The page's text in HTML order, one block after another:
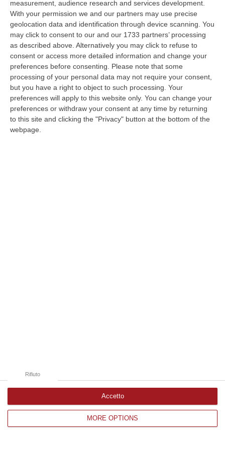
measurement, audience research and services development.
With your permission we and our partners may use precise
geolocation data and identification through device scanning. You
may click to consent to our and our 1733 partners’ processing
as described above. Alternatively you may click to refuse to
consent or access more detailed information and change your
preferences before consenting.
Please note that some
processing of your personal data may not require your consent,
but you have a right to object to such processing. Your
preferences will apply to this website only. You can change your
preferences or withdraw your consent at any time by returning
to this site and clicking the "Privacy" button at the bottom of the
webpage.
MORE OPTIONS
Rifiuto
Accetto
07 Agosto, 22:02
Renzi: «Conte? Sarebbe Delittuoso Vannaccizzare La Coalizione»
“ROMA «Conte sta giocando la sua partita, vedremo se le primarie si
faranno, quando e con che formato, se a due Conte-Schlein o se ci
sarann…
07 Agosto, 21:35
Meteo, Altri 10 Giorni Di Caldo Estremo
“ROMA La tregua varrà fino a domani: dopo il record di ieri con il bollino
rosso per tutte le 27 città monitorate e oggi con 26 allerte mass…
07 Agosto, 20:33
Corriere delle Calabria è una testata giornalistica di News&Com S.r.l